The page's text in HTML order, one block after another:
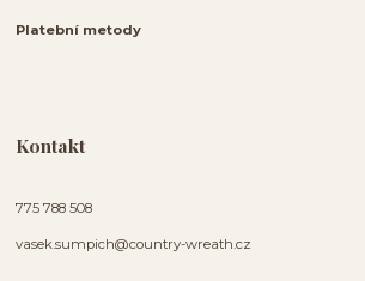
Platební metody
Kontakt
775 788 508
vasek.sumpich@country-wreath.cz